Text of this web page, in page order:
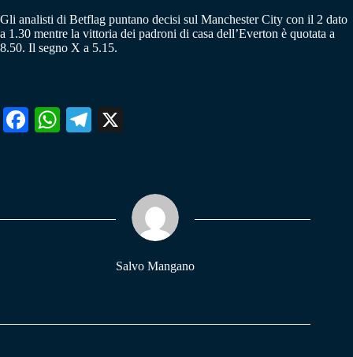
Gli analisti di Betflag puntano decisi sul Manchester City con il 2 dato
a 1.30 mentre la vittoria dei padroni di casa dell’Everton è quotata a
8.50. Il segno X a 5.15.
Fa W
pp
Te
m
Salvo Mangano